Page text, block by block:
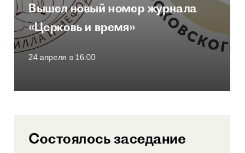
Вышел новый номер журнала
«Церковь и время»
24 апреля в 16:00
Состоялось заседание